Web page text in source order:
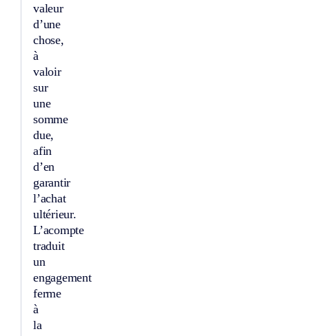
valeur
d’une
chose,
à
valoir
sur
une
somme
due,
afin
d’en
garantir
l’achat
ultérieur.
L’acompte
traduit
un
engagement
ferme
à
la